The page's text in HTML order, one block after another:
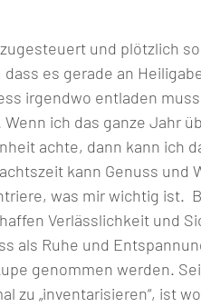
und plötzlich
es gerade an
irgendwo entladen
ich das ganze Jahr
achte, dann kann ich
kann Genuss und
was mir wichtig ist.
Verlässlichkeit und
als Ruhe und
genommen werden.
zu „inventarisieren“, ist